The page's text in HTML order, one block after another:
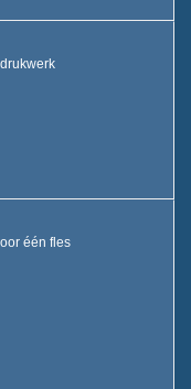
één fles